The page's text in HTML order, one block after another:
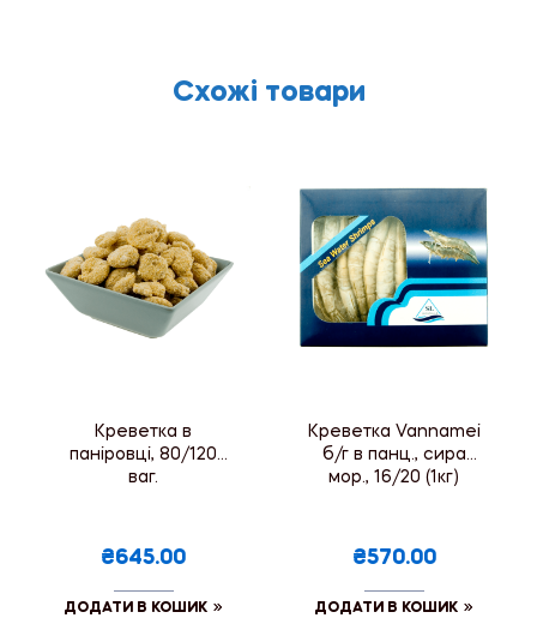
Схожі товари
Креветка в
паніровці, 80/120
ваг.
₴645.00
ДОДАТИ В КОШИК
Креветка Vannamei
б/г в панц., сира
мор., 16/20 (1кг)
₴570.00
ДОДАТИ В КОШИК